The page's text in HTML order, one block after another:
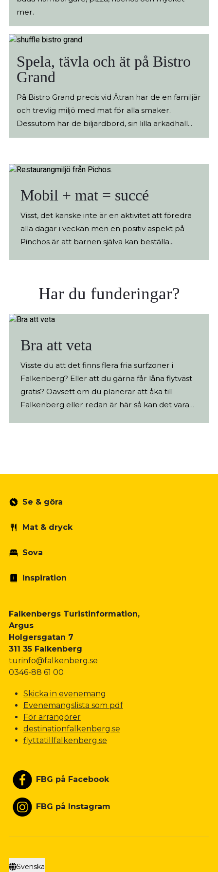
sommaren drop-in tider flera dagar i veckan. Är
ni en grupp så boka i förväg, banan är perfekt för
tider och priser.
mer.
Spela, tävla och ät på Bistro
Grand
På Bistro Grand precis vid Ätran har de en familjär
och trevlig miljö med mat för alla smaker.
Dessutom har de biljardbord, sin lilla arkadhall...
Mobil + mat = succé
Visst, det kanske inte är en aktivitet att föredra
alla dagar i veckan men en positiv aspekt på
Pinchos är att barnen själva kan beställa...
Har du funderingar?
Bra att veta
Visste du att det finns flera fria surfzoner i
Falkenberg? Eller att du gärna får låna flytväst
gratis? Oavsett om du planerar att åka till
Falkenberg eller redan är här så kan det vara
Se & göra
Mat & dryck
Sova
Inspiration
Falkenbergs Turistinformation,
Argus
Holgersgatan 7
311 35 Falkenberg
turinfo@falkenberg.se
0346-88 61 00
Skicka in evenemang
Evenemangslista som pdf
För arrangörer
destinationfalkenberg.se
flyttatillfalkenberg.se
FBG på Facebook
FBG på Instagram
Svenska